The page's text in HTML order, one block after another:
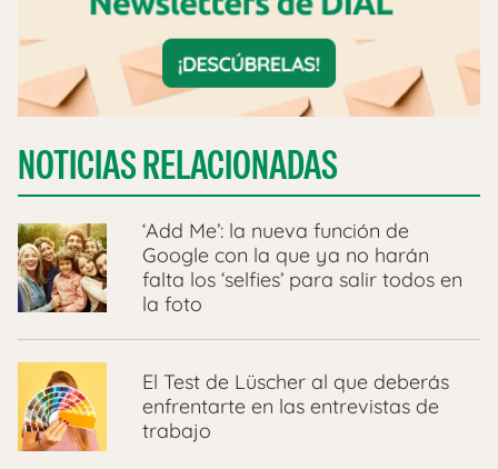
NOTICIAS RELACIONADAS
‘Add Me’: la nueva función de
Google con la que ya no harán
falta los ‘selfies’ para salir todos en
la foto
El Test de Lüscher al que deberás
enfrentarte en las entrevistas de
trabajo